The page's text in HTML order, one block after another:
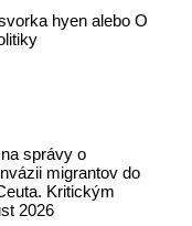
hyen alebo O
správy o
migrantov do
Kritickým
2026